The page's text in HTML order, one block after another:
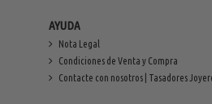
AYUDA
Nota Legal
Condiciones de Venta y Compra
Contacte con nosotros | Tasadores